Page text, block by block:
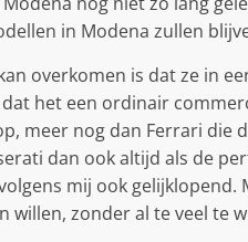
in Modena zullen
overkomen is dat ze in
het een ordinair
meer nog dan Ferrari die
dan ook altijd als de
mij ook gelijklopend.
willen, zonder al te veel te